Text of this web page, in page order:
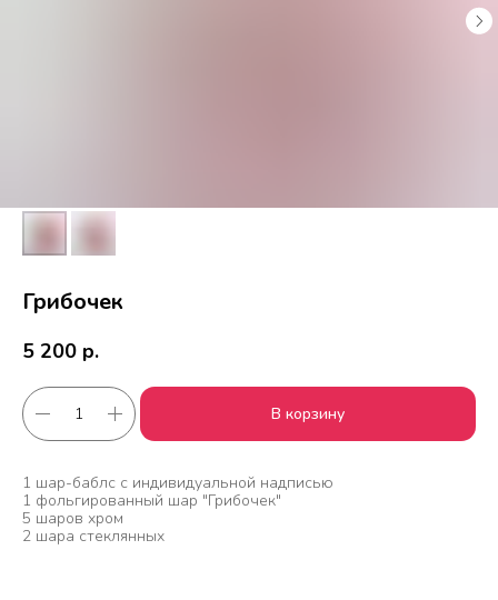
Грибочек
5 200 р.
В корзину
1 шар-баблс с индивидуальной надписью
1 фольгированный шар "Грибочек"
5 шаров хром
2 шара стеклянных
Работаем с 2010 года
Срочная доставка
Скидки постоянным